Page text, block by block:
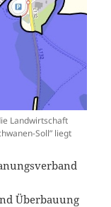
Landwirtschaft
Soll” liegt
Überbauung